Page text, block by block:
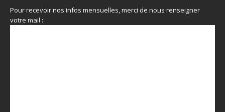
Pour recevoir nos infos mensuelles, merci de nous renseigner
votre mail :